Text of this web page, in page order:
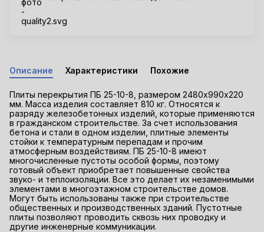
Описание Характеристики Похожие
Плиты перекрытия ПБ 25-10-8, размером 2480х990х220
мм. Масса изделия составляет 810 кг. Относятся к
разряду железобетонных изделий, которые применяются
в гражданском строительстве. За счет использования
бетона и стали в одном изделии, плитные элементы
стойки к температурным перепадам и прочим
атмосферным воздействиям. ПБ 25-10-8 имеют
многочисленные пустоты особой формы, поэтому
готовый объект приобретает повышенные свойства
звуко- и теплоизоляции. Все это делает их незаменимыми
элементами в многоэтажном строительстве домов.
Могут быть использованы также при строительстве
общественных и производственных зданий. Пустотные
плиты позволяют проводить сквозь них проводку и
другие инженерные коммуникации.